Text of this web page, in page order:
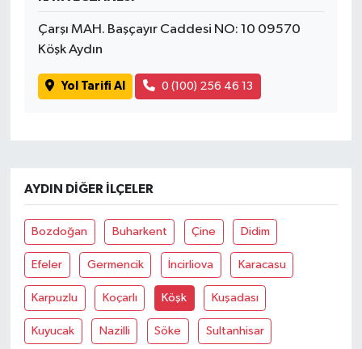
Çarşı MAH. Başçayır Caddesi NO: 10 09570
Köşk Aydın
Yol Tarifi Al 0 (100) 256 46 13
AYDIN DIĞER İLÇELER
Bozdoğan Buharkent Çine Didim
Efeler Germencik İncirliova Karacasu
Karpuzlu Koçarlı Köşk Kuşadası
Kuyucak Nazilli Söke Sultanhisar